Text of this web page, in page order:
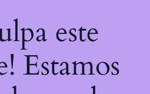
este
Estamos